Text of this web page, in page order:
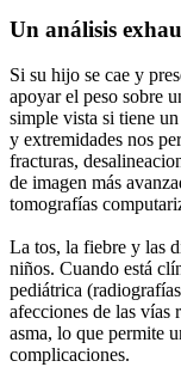
Un análisis
Si su hijo se cae y
apoyar el peso sobre
simple vista si tiene
y extremidades nos
fracturas,
de imagen más
tomografías
La tos, la fiebre y las
niños. Cuando está
pediátrica
afecciones de las vías
asma, lo que permite
complicaciones.